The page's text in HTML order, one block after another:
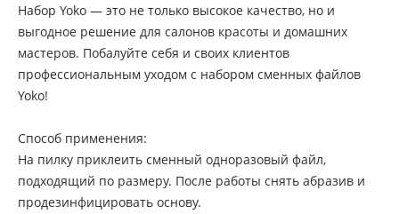
Набор Yoko — это не только высокое качество, но и
выгодное решение для салонов красоты и домашних
мастеров. Побалуйте себя и своих клиентов
профессиональным уходом с набором сменных файлов
Yoko!
Способ применения:
На пилку приклеить сменный одноразовый файл,
подходящий по размеру. После работы снять абразив и
продезинфицировать основу.